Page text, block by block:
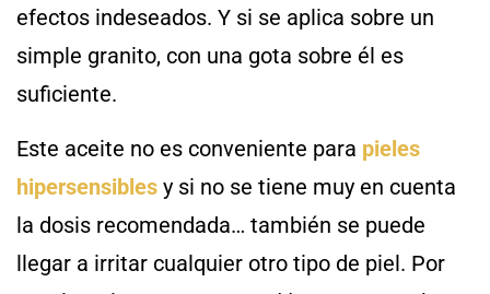
efectos indeseados. Y si se aplica sobre un
simple granito, con una gota sobre él es
suficiente.
Este aceite no es conveniente para pieles
hipersensibles y si no se tiene muy en cuenta
la dosis recomendada… también se puede
llegar a irritar cualquier otro tipo de piel. Por